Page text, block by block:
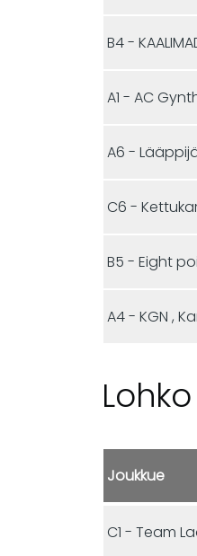
B4 -
A1 - AC
A6 -
C6 -
B5 - Eight
A4 - KGN ,
Joukkue
C1 - Team